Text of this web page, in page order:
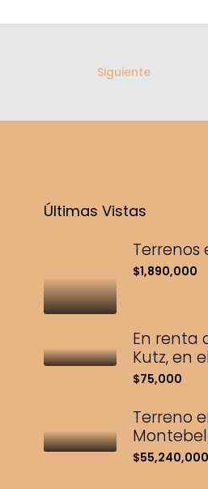
Siguiente
Últimas Vistas
Terrenos
$1,890,000
En renta
Kutz, en
$75,000
Terreno
$55,240,000